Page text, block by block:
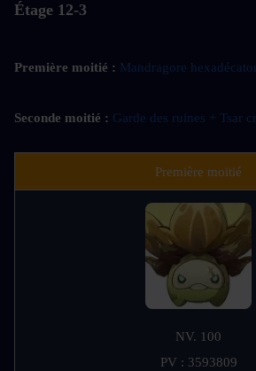
Étage 12-3
Première moitié : Mandragore
Seconde moitié : Garde des ruines + Tsar
Première moitié
NV. 100
PV : 3593809